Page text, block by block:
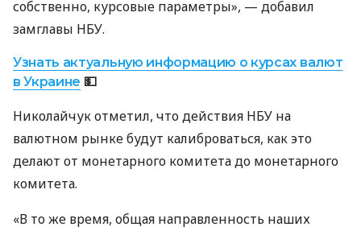
собственно, курсовые параметры», — добавил
замглавы НБУ.
Узнать актуальную информацию о курсах валют
в Украине 💵
Николайчук отметил, что действия НБУ на
валютном рынке будут калиброваться, как это
делают от монетарного комитета до монетарного
комитета.
«В то же время, общая направленность наших